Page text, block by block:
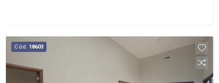
Portaria 24hrs, Piscina (Adulto / Infantil), Sauna,
Quadra Poliesportiva, Playground, Área de
Churrasco e Academia; - Localizado próximo ao
Ribeirão Shopping, Cenourão Super Varejão,
Cód. 18603